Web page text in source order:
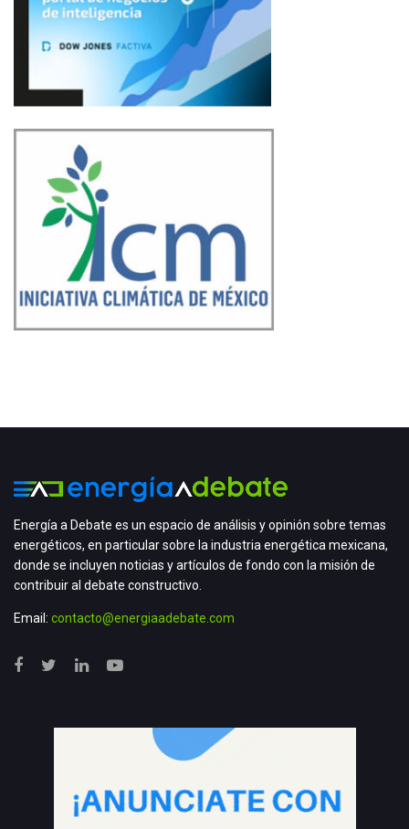
Energía a Debate es un espacio de análisis y opinión sobre temas
energéticos, en particular sobre la industria energética mexicana,
donde se incluyen noticias y artículos de fondo con la misión de
contribuir al debate constructivo.
Email: contacto@energiaadebate.com